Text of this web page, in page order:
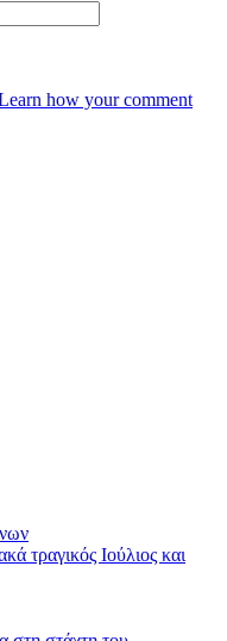
how your comment
τραγικός Ιούλιος και